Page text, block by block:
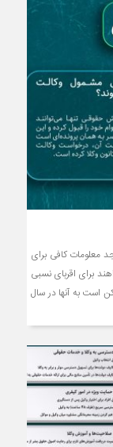
«اشخاصی که واجد معلومات کافی برای
برای اقربای نسبی
است به آنها در سال